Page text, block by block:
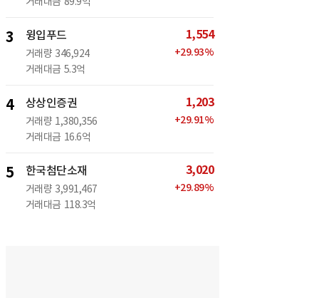
3 윙입푸드
거래량 346,924
거래대금 5.3억
1,554
+29.93%
4 상상인증권
거래량 1,380,356
거래대금 16.6억
1,203
+29.91%
5 한국첨단소재
거래량 3,991,467
거래대금 118.3억
3,020
+29.89%